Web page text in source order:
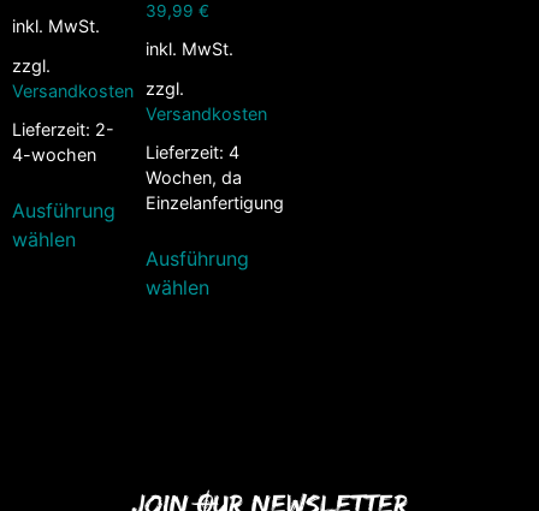
inkl. MwSt.
zzgl.
Versandkosten
Lieferzeit: 2-
4-wochen
Ausführung
wählen
39,99 €
inkl. MwSt.
zzgl.
Versandkosten
Lieferzeit: 4
Wochen, da
Einzelanfertigung
Ausführung
wählen
Join Our Newsletter